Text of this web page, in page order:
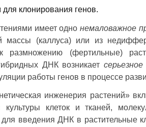
для клонирования генов.
имеет однонемаловажное
массы (каллуса) или из
размножению (фертильные)
ДНК возникает
работы генов в процессе
инженерия растений»
культуры клеток и тканей,
для введения ДНК в растительные